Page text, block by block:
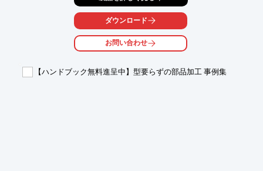
【活用シーン】
・マニピュレーター
・センサーを多く使用するアプリケーション
・省配線化によるコストダウンと装置の小型化
ダウンロード
お問い合わせ
【ハンドブック無料進呈中】型要らずの部品加工 事例集